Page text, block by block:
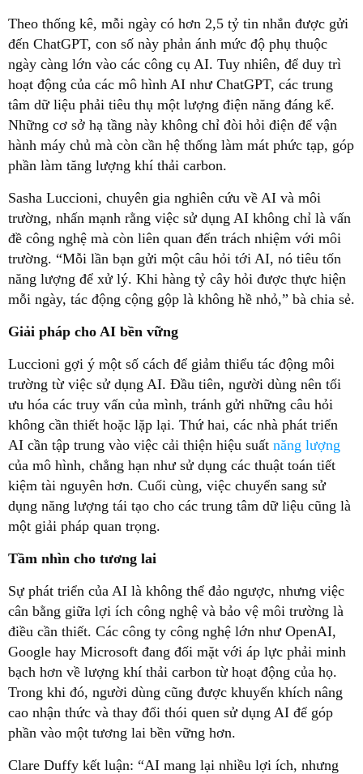
Theo thống kê, mỗi ngày có hơn 2,5 tỷ tin nhắn được gửi
đến ChatGPT, con số này phản ánh mức độ phụ thuộc
ngày càng lớn vào các công cụ AI. Tuy nhiên, để duy trì
hoạt động của các mô hình AI như ChatGPT, các trung
tâm dữ liệu phải tiêu thụ một lượng điện năng đáng kể.
Những cơ sở hạ tầng này không chỉ đòi hỏi điện để vận
hành máy chủ mà còn cần hệ thống làm mát phức tạp, góp
phần làm tăng lượng khí thải carbon.
Sasha Luccioni, chuyên gia nghiên cứu về AI và môi
trường, nhấn mạnh rằng việc sử dụng AI không chỉ là vấn
đề công nghệ mà còn liên quan đến trách nhiệm với môi
trường. “Mỗi lần bạn gửi một câu hỏi tới AI, nó tiêu tốn
năng lượng để xử lý. Khi hàng tỷ cây hỏi được thực hiện
mỗi ngày, tác động cộng gộp là không hề nhỏ,” bà chia sẻ.
Giải pháp cho AI bền vững
Luccioni gợi ý một số cách để giảm thiểu tác động môi
trường từ việc sử dụng AI. Đầu tiên, người dùng nên tối
ưu hóa các truy vấn của mình, tránh gửi những câu hỏi
không cần thiết hoặc lặp lại. Thứ hai, các nhà phát triển
AI cần tập trung vào việc cải thiện hiệu suất năng lượng
của mô hình, chẳng hạn như sử dụng các thuật toán tiết
kiệm tài nguyên hơn. Cuối cùng, việc chuyển sang sử
dụng năng lượng tái tạo cho các trung tâm dữ liệu cũng là
một giải pháp quan trọng.
Tầm nhìn cho tương lai
Sự phát triển của AI là không thể đảo ngược, nhưng việc
cân bằng giữa lợi ích công nghệ và bảo vệ môi trường là
điều cần thiết. Các công ty công nghệ lớn như OpenAI,
Google hay Microsoft đang đối mặt với áp lực phải minh
bạch hơn về lượng khí thải carbon từ hoạt động của họ.
Trong khi đó, người dùng cũng được khuyến khích nâng
cao nhận thức và thay đổi thói quen sử dụng AI để góp
phần vào một tương lai bền vững hơn.
Clare Duffy kết luận: “AI mang lại nhiều lợi ích, nhưng